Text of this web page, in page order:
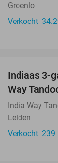
Groenlo
Verkocht:
Indiaas 3-
Way
India Way
Leiden
Verkocht: 239